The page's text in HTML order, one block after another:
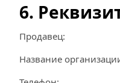
6.
Продавец:
Название